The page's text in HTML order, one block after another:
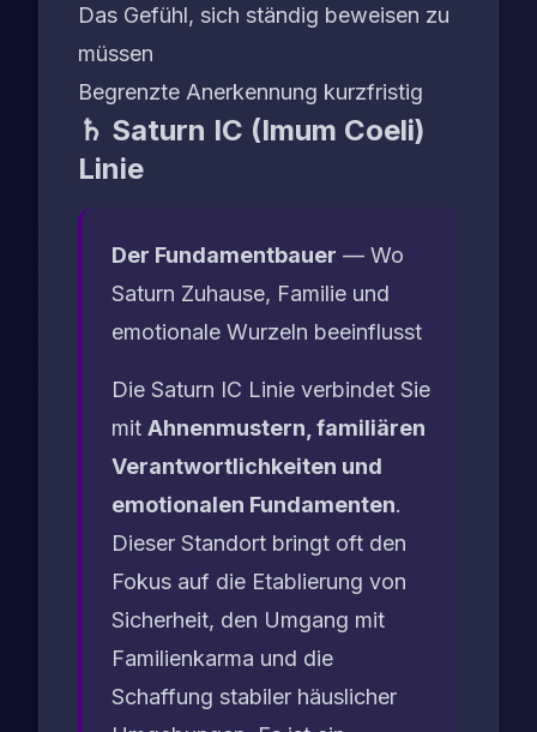
Das Gefühl, sich ständig beweisen zu
müssen
Begrenzte Anerkennung kurzfristig
♄ Saturn IC (Imum Coeli)
Linie
Der Fundamentbauer — Wo
Saturn Zuhause, Familie und
emotionale Wurzeln beeinflusst
Die Saturn IC Linie verbindet Sie
mit Ahnenmustern, familiären
Verantwortlichkeiten und
emotionalen Fundamenten.
Dieser Standort bringt oft den
Fokus auf die Etablierung von
Sicherheit, den Umgang mit
Familienkarma und die
Schaffung stabiler häuslicher